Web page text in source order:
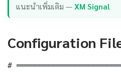
แนะนำเพิ่มเติม —XM Signal
Configuration
#